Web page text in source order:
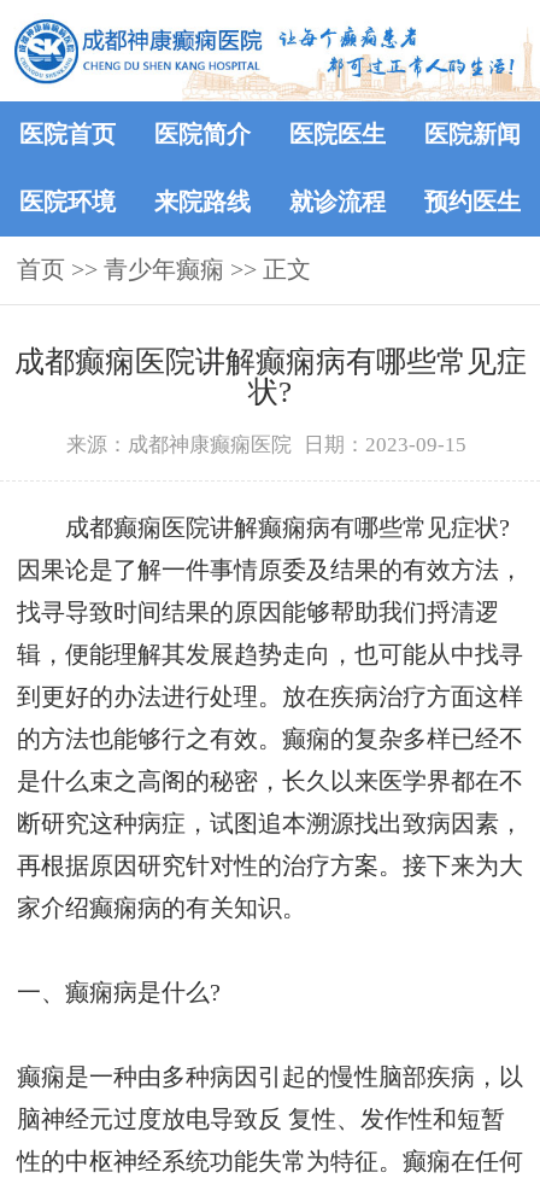
医院首页 医院简介 医院医生 医院新闻
医院环境 来院路线 就诊流程 预约医生
首页 >> 青少年癫痫 >> 正文
成都癫痫医院讲解癫痫病有哪些常见症
状?
来源：成都神康癫痫医院 日期：2023-09-15
成都癫痫医院讲解癫痫病有哪些常见症状?
因果论是了解一件事情原委及结果的有效方法，
找寻导致时间结果的原因能够帮助我们捋清逻
辑，便能理解其发展趋势走向，也可能从中找寻
到更好的办法进行处理。放在疾病治疗方面这样
的方法也能够行之有效。癫痫的复杂多样已经不
是什么束之高阁的秘密，长久以来医学界都在不
断研究这种病症，试图追本溯源找出致病因素，
再根据原因研究针对性的治疗方案。接下来为大
家介绍癫痫病的有关知识。
一、癫痫病是什么?
癫痫是一种由多种病因引起的慢性脑部疾病，以
脑神经元过度放电导致反 复性、发作性和短暂
性的中枢神经系统功能失常为特征。癫痫在任何